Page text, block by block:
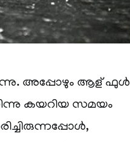
അപ്പോഴും ആള് ഫുള്‍
കയറിയ സമയം